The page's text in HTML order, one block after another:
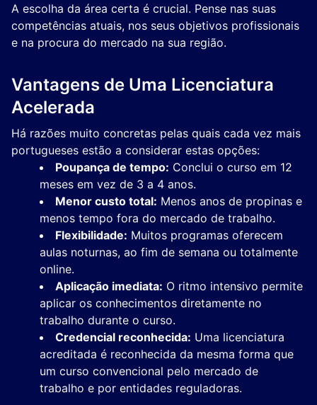
A escolha da área certa é crucial. Pense nas suas
competências atuais, nos seus objetivos profissionais
e na procura do mercado na sua região.
Vantagens de Uma Licenciatura
Acelerada
Há razões muito concretas pelas quais cada vez mais
portugueses estão a considerar estas opções:
Poupança de tempo: Conclui o curso em 12
meses em vez de 3 a 4 anos.
Menor custo total: Menos anos de propinas e
menos tempo fora do mercado de trabalho.
Flexibilidade: Muitos programas oferecem
aulas noturnas, ao fim de semana ou totalmente
online.
Aplicação imediata: O ritmo intensivo permite
aplicar os conhecimentos diretamente no
trabalho durante o curso.
Credencial reconhecida: Uma licenciatura
acreditada é reconhecida da mesma forma que
um curso convencional pelo mercado de
trabalho e por entidades reguladoras.